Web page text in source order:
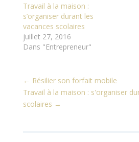
Travail à la maison :
s’organiser durant les
vacances scolaires
juillet 27, 2016
Dans "Entrepreneur"
← Résilier son forfait mobile
Travail à la maison : s'organiser
scolaires →